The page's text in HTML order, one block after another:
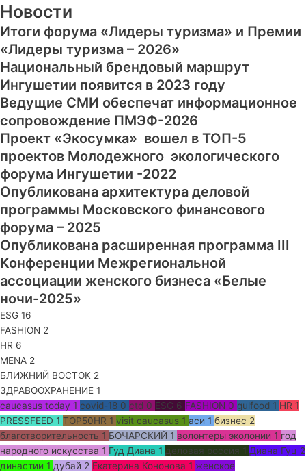
Новости
Итоги форума «Лидеры туризма» и Премии
«Лидеры туризма – 2026»
Национальный брендовый маршрут
Ингушетии появится в 2023 году
Ведущие СМИ обеспечат информационное
сопровождение ПМЭФ-2026
Проект «Экосумка» вошел в ТОП-5
проектов Молодежного экологического
форума Ингушетии -2022
Опубликована архитектура деловой
программы Московского финансового
форума – 2025
Опубликована расширенная программа III
Конференции Межрегиональной
ассоциации женского бизнеса «Белые
ночи-2025»
ESG 16
FASHION 2
HR 6
MENA 2
БЛИЖНИЙ ВОСТОК 2
ЗДРАВООХРАНЕНИЕ 1
caucasus today 1 covid-18 0 ctd 0 ESG 6 FASHION 0 gulfood 1 HR 1
PRESSFEED 1 TOP50HR 1 visit caucasus 1 аси 1 бизнес 2
благотворительность 1 БОЧАРСКИЙ 1 волонтеры эколонии 1 год
народного искусства 1 Гуд Диана 1 деловая россия 1 Диана Гуц 2
династии 1 дубай 2 Екатерина Кононова 1 женское